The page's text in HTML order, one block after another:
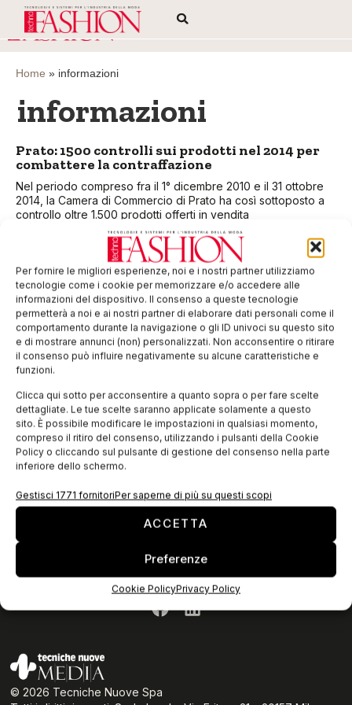
Per fornire le migliori esperienze, noi e i nostri partner utilizziamo
tecnologie come i cookie per memorizzare e/o accedere alle
informazioni del dispositivo. Il consenso a queste tecnologie
permetterà a noi e ai nostri partner di elaborare dati personali come il
comportamento durante la navigazione o gli ID univoci su questo sito
e di mostrare annunci (non) personalizzati. Non acconsentire o ritirare
il consenso può influire negativamente su alcune caratteristiche e
funzioni.
Clicca qui sotto per acconsentire a quanto sopra o per fare scelte
dettagliate. Le tue scelte saranno applicate solamente a questo
sito. È possibile modificare le impostazioni in qualsiasi momento,
compreso il ritiro del consenso, utilizzando i pulsanti della Cookie
Policy o cliccando sul pulsante di gestione del consenso nella parte
inferiore dello schermo.
Gestisci 1771 fornitoriPer saperne di più su questi scopi
ACCETTA
Preferenze
Cookie PolicyPrivacy Policy
Home » informazioni
informazioni
Prato: 1500 controlli sui prodotti nel 2014 per
combattere la contraffazione
Nel periodo compreso fra il 1° dicembre 2010 e il 31 ottobre
2014, la Camera di Commercio di Prato ha così sottoposto a
controllo oltre 1.500 prodotti offerti in vendita
EDICOLA WEB
ISCRIVITI ALLA NEWSLETTER
Privacy Policy
Cookie Policy
© 2026 Tecniche Nuove Spa